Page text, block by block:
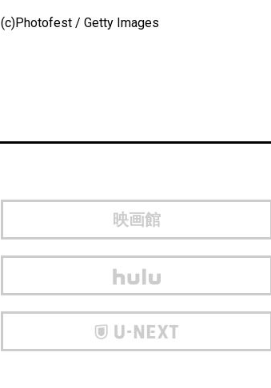
(c)Photofest / Getty Images
映画館